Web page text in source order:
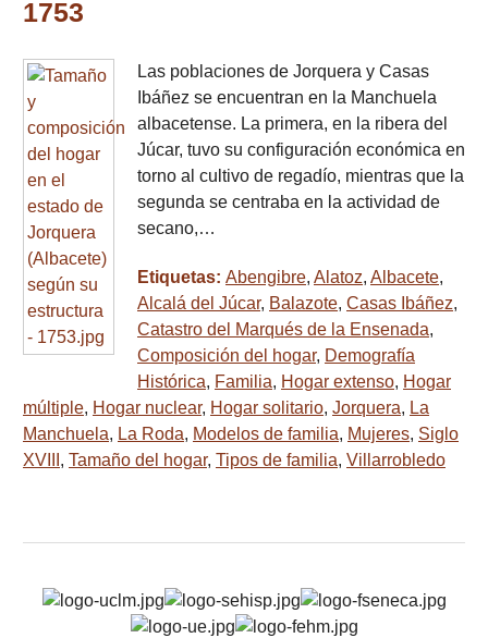
1753
Las poblaciones de Jorquera y Casas
Ibáñez se encuentran en la Manchuela
albacetense. La primera, en la ribera del
Júcar, tuvo su configuración económica en
torno al cultivo de regadío, mientras que la
segunda se centraba en la actividad de
secano,…
Etiquetas: Abengibre, Alatoz, Albacete,
Alcalá del Júcar, Balazote, Casas Ibáñez,
Catastro del Marqués de la Ensenada,
Composición del hogar, Demografía
Histórica, Familia, Hogar extenso, Hogar
múltiple, Hogar nuclear, Hogar solitario, Jorquera, La
Manchuela, La Roda, Modelos de familia, Mujeres, Siglo
XVIII , Tamaño del hogar, Tipos de familia, Villarrobledo